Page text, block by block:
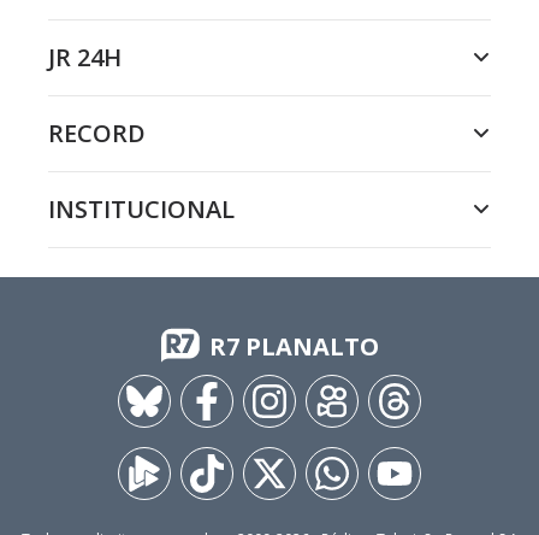
JR 24H
RECORD
INSTITUCIONAL
R7 PLANALTO